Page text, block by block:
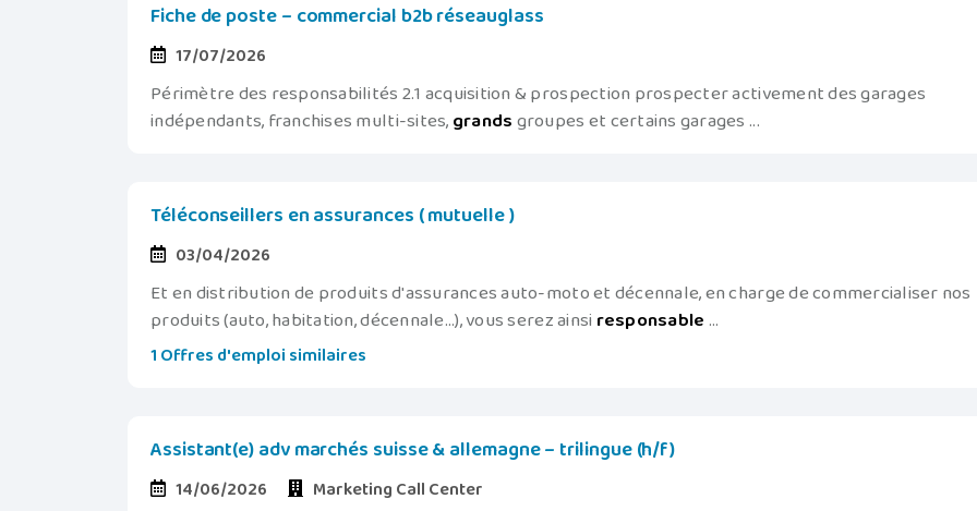
Fiche de poste – commercial b2b réseauglass
17/07/2026
Périmètre des responsabilités 2.1 acquisition & prospection prospecter activement des garages
indépendants, franchises multi-sites,grandsgroupes et certains garages ...
Téléconseillers en assurances ( mutuelle )
03/04/2026
Et en distribution de produits d'assurances auto-moto et décennale, en charge de commercialiser nos
produits (auto, habitation, décennale...), vous serez ainsiresponsable ...
1 Offres d'emploi similaires
Assistant(e) adv marchés suisse & allemagne – trilingue (h/f)
14/06/2026 Marketing Call Center